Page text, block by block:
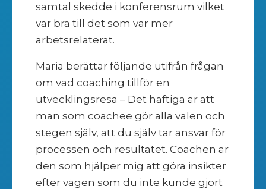
samtal skedde i konferensrum vilket
var bra till det som var mer
arbetsrelaterat.
Maria berättar följande utifrån frågan
om vad coaching tillför en
utvecklingsresa – Det häftiga är att
man som coachee gör alla valen och
stegen själv, att du själv tar ansvar för
processen och resultatet. Coachen är
den som hjälper mig att göra insikter
efter vägen som du inte kunde gjort